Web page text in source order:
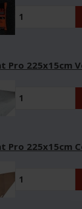
Pro 225x15cm
Pro 225x15cm